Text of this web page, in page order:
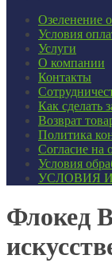
Озеленение
Условия
Услуги
О компании
Контакты
Как сделать
Возврат
Политика
Согласие ​на
Условия
УСЛОВИЯ
Флокед